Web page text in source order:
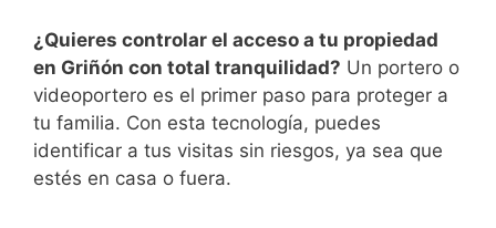
¿Quieres controlar el acceso a tu propiedad
en Griñón con total tranquilidad? Un portero o
videoportero es el primer paso para proteger a
tu familia. Con esta tecnología, puedes
identificar a tus visitas sin riesgos, ya sea que
estés en casa o fuera.